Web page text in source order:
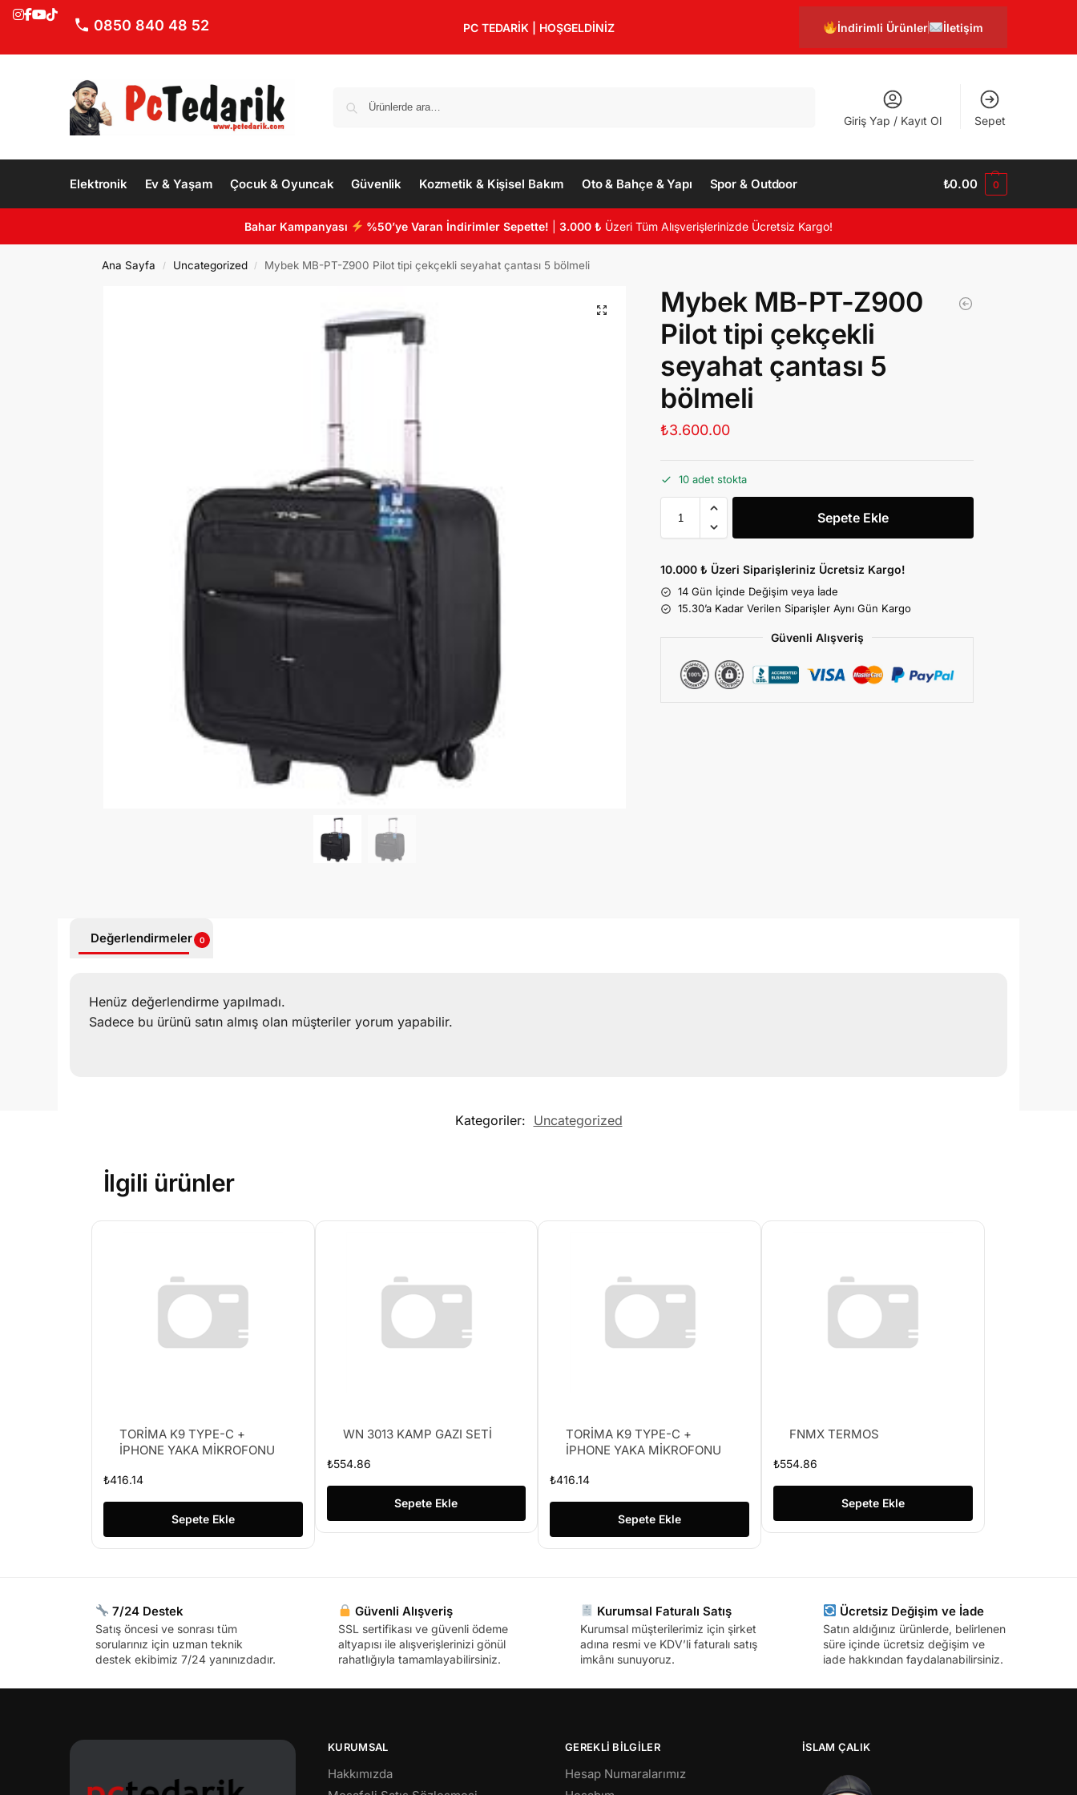
0850 840 48 52 PC TEDARİK | HOŞGELDİNİZ İndirimli Ürünler İletişim
Giriş Yap / Kayıt Ol Sepet
Elektronik Ev & Yaşam Çocuk & Oyuncak Güvenlik Kozmetik & Kişisel Bakım Oto & Bahçe & Yapı Spor & Outdoor ₺0.00 0
Bahar Kampanyası %50’ye Varan İndirimler Sepette! |3.000 ₺ Üzeri Tüm Alışverişlerinizde Ücretsiz Kargo!
Ana Sayfa / Uncategorized / Mybek MB-PT-Z900 Pilot tipi çekçekli seyahat çantası 5 bölmeli
Mybek MB-PT-Z900
Pilot tipi çekçekli
seyahat çantası 5
bölmeli
₺3.600.00
10 adet stokta
Sepete Ekle
10.000 ₺ Üzeri Siparişleriniz Ücretsiz Kargo!
14 Gün İçinde Değişim veya İade
15.30’a Kadar Verilen Siparişler Aynı Gün Kargo
Güvenli Alışveriş
Değerlendirmeler 0
Henüz değerlendirme yapılmadı.
Sadece bu ürünü satın almış olan müşteriler yorum yapabilir.
Kategoriler: Uncategorized
İlgili ürünler
TORİMA K9 TYPE-C +
İPHONE YAKA MİKROFONU
₺416.14
Sepete Ekle
WN 3013 KAMP GAZI SETİ
₺554.86
Sepete Ekle
TORİMA K9 TYPE-C +
İPHONE YAKA MİKROFONU
₺416.14
Sepete Ekle
FNMX TERMOS
₺554.86
Sepete Ekle
7/24 Destek
Satış öncesi ve sonrası tüm
sorularınız için uzman teknik
destek ekibimiz 7/24 yanınızdadır.
Güvenli Alışveriş
SSL sertifikası ve güvenli ödeme
altyapısı ile alışverişlerinizi gönül
rahatlığıyla tamamlayabilirsiniz.
Kurumsal Faturalı Satış
Kurumsal müşterilerimiz için şirket
adına resmi ve KDV’li faturalı satış
imkânı sunuyoruz.
Ücretsiz Değişim ve İade
Satın aldığınız ürünlerde, belirlenen
süre içinde ücretsiz değişim ve
iade hakkından faydalanabilirsiniz.
KURUMSAL
Hakkımızda
GEREKLİ BİLGİLER
Hesap Numaralarımız
İSLAM ÇALIK